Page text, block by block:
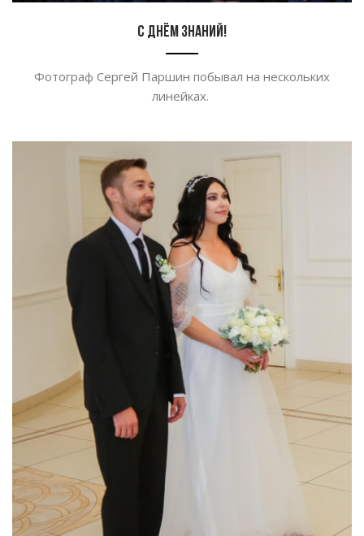
С Днём знаний!
Фотограф Сергей Паршин побывал на нескольких
линейках.